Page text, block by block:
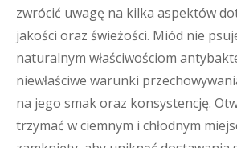
zwrócić uwagę na kilka aspektów
jakości oraz świeżości. Miód nie
naturalnym właściwościom
niewłaściwe warunki
na jego smak oraz konsystencję.
trzymać w ciemnym i chłodnym